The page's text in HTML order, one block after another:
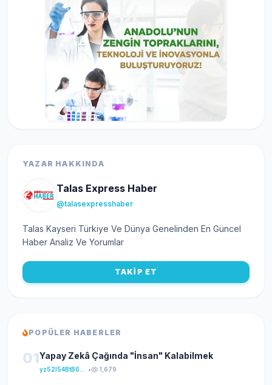
YAZAR HAKKINDA
Talas Express Haber
@talasexpresshaber
Talas Kayseri Türkiye Ve Dünya Genelinden En Güncel
Haber Analiz Ve Yorumlar
TAKİP ET
POPÜLER HABERLER
01Yapay Zekâ Çağında "İnsan" Kalabilmek
• 1,679